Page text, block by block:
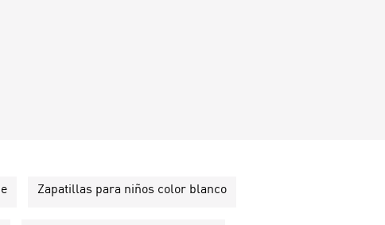
Zapatillas para niños color blanco